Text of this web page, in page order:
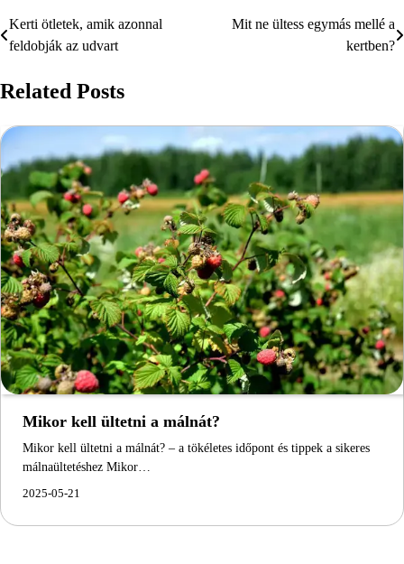
Bejegyzés
navigáció
Kerti ötletek, amik azonnal
feldobják az udvart
Mit ne ültess egymás mellé a
kertben?
Related Posts
Mikor kell ültetni a málnát?
Mikor kell ültetni a málnát? – a tökéletes időpont és tippek a sikeres
málnaültetéshez Mikor…
2025-05-21